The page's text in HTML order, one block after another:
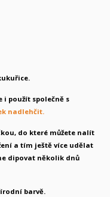
i použít společně s
nadlehčit.
do které můžete nalít
a tím ještě více udělat
dipovat několik dnů
barvě.